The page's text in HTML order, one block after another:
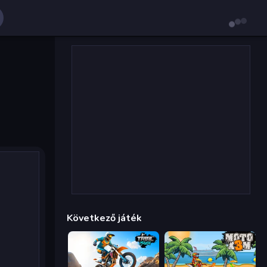
Következő játék